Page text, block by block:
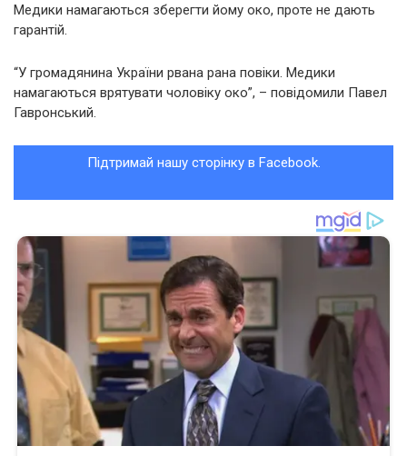
Медики намагаються зберегти йому око, проте не дають
гарантій.
“У громадянина України рвана рана повіки. Медики
намагаються врятувати чоловіку око”, – повідомили Павел
Гавронський.
Підтримай нашу сторінку в Facebook.